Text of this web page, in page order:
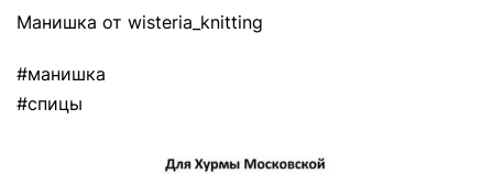
Манишка от wisteria_knitting
#манишка
#спицы